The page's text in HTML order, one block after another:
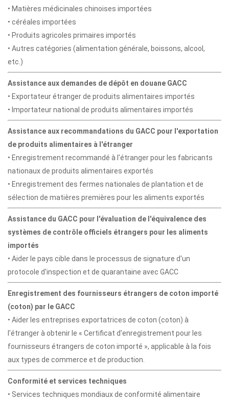
• Matières médicinales chinoises importées
• céréales importées
• Produits agricoles primaires importés
• Autres catégories (alimentation générale, boissons, alcool,
etc.)
Assistance aux demandes de dépôt en douane GACC
• Exportateur étranger de produits alimentaires importés
• Importateur national de produits alimentaires importés
Assistance aux recommandations du GACC pour l'exportation
de produits alimentaires à l'étranger
• Enregistrement recommandé à l'étranger pour les fabricants
nationaux de produits alimentaires exportés
• Enregistrement des fermes nationales de plantation et de
sélection de matières premières pour les aliments exportés
Assistance du GACC pour l'évaluation de l'équivalence des
systèmes de contrôle officiels étrangers pour les aliments
importés
• Aider le pays cible dans le processus de signature d'un
protocole d'inspection et de quarantaine avec GACC
Enregistrement des fournisseurs étrangers de coton importé
(coton) par le GACC
• Aider les entreprises exportatrices de coton (coton) à
l'étranger à obtenir le « Certificat d'enregistrement pour les
fournisseurs étrangers de coton importé », applicable à la fois
aux types de commerce et de production.
Conformité et services techniques
• Services techniques mondiaux de conformité alimentaire